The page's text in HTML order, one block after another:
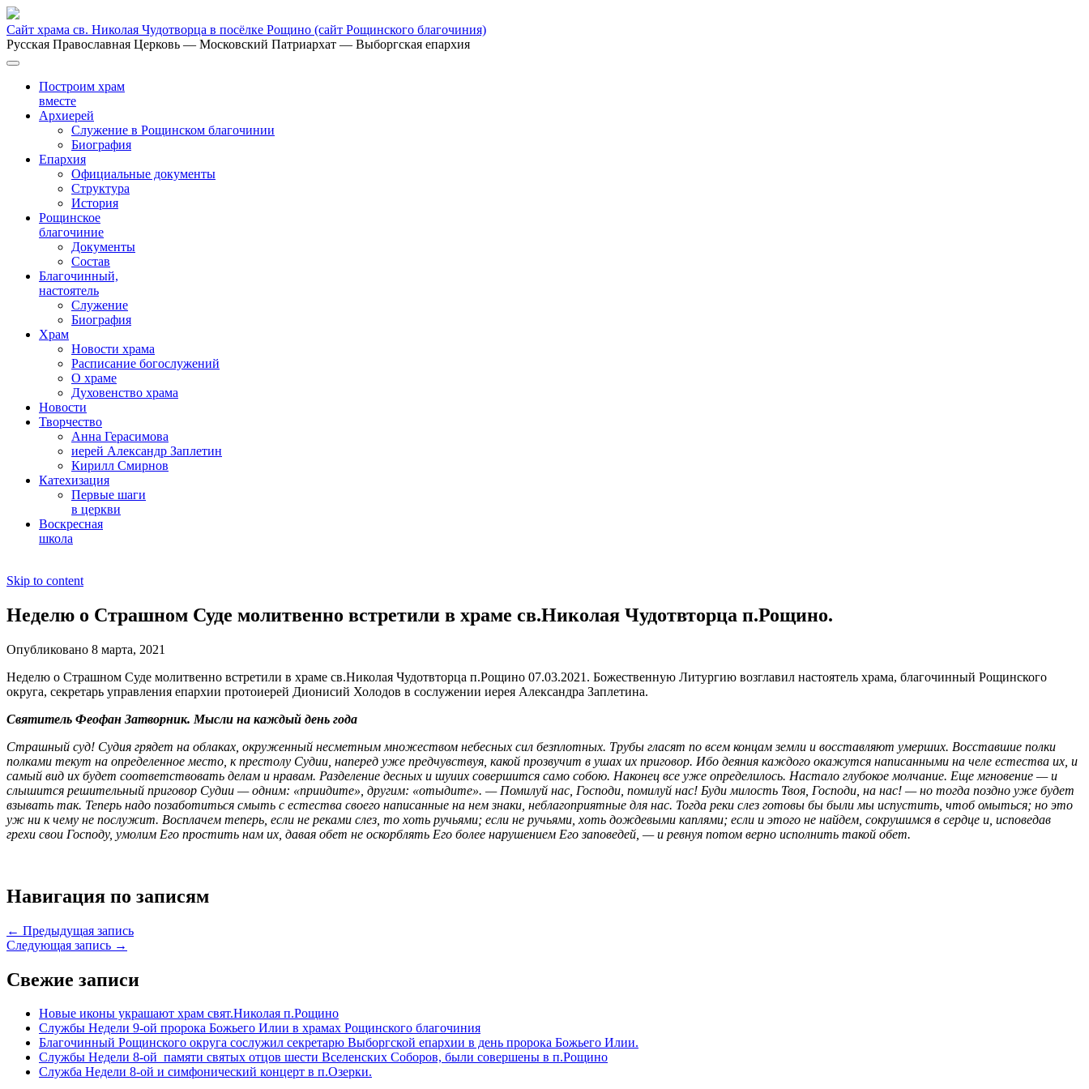
Сайт храма св. Николая Чудотворца в посёлке Рощино (сайт Рощинского благочиния)
Русская Православная Церковь — Московский Патриархат — Выборгская епархия
Построим храм
вместе
Архиерей
Служение в Рощинском благочинии
Биография
Епархия
Официальные документы
Структура
История
Рощинское
благочиние
Документы
Состав
Благочинный,
настоятель
Служение
Биография
Храм
Новости храма
Расписание богослужений
О храме
Духовенство храма
Новости
Творчество
Анна Герасимова
иерей Александр Заплетин
Кирилл Смирнов
Катехизация
Первые шаги
в церкви
Воскресная
школа
Skip to content
Неделю о Страшном Суде молитвенно встретили в храме св.Николая Чудотвторца п.Рощино.
Опубликовано 8 марта, 2021
Неделю о Страшном Суде молитвенно встретили в храме св.Николая Чудотвторца п.Рощино 07.03.2021. Божественную Литургию возглавил настоятель храма, благочинный Рощинского
округа, секретарь управления епархии протоиерей Дионисий Холодов в сослужении иерея Александра Заплетина.
Святитель Феофан Затворник. Мысли на каждый день года
Страшный суд! Судия грядет на облаках, окруженный несметным множеством небесных сил безплотных. Трубы гласят по всем концам земли и восставляют умерших. Восставшие полки
полками текут на определенное место, к престолу Судии, наперед уже предчувствуя, какой прозвучит в ушах их приговор. Ибо деяния каждого окажутся написанными на челе естества их, и
самый вид их будет соответствовать делам и нравам. Разделение десных и шуиих совершится само собою. Наконец все уже определилось. Настало глубокое молчание. Еще мгновение — и
слышится решительный приговор Судии — одним: «приидите», другим: «отыдите». — Помилуй нас, Господи, помилуй нас! Буди милость Твоя, Господи, на нас! — но тогда поздно уже будет
взывать так. Теперь надо позаботиться смыть с естества своего написанные на нем знаки, неблагоприятные для нас. Тогда реки слез готовы бы были мы испустить, чтоб омыться; но это
уж ни к чему не послужит. Восплачем теперь, если не реками слез, то хоть ручьями; если не ручьями, хоть дождевыми каплями; если и этого не найдем, сокрушимся в сердце и, исповедав
грехи свои Господу, умолим Его простить нам их, давая обет не оскорблять Его более нарушением Его заповедей, — и ревнуя потом верно исполнить такой обет.
Навигация по записям
← Предыдущая запись
Следующая запись →
Свежие записи
Новые иконы украшают храм свят.Николая п.Рощино
Службы Недели 9-ой пророка Божьего Илии в храмах Рощинского благочиния
Благочинный Рощинского округа сослужил секретарю Выборгской епархии в день пророка Божьего Илии.
Службы Недели 8-ой памяти святых отцов шести Вселенских Соборов, были совершены в п.Рощино
Служба Недели 8-ой и симфонический концерт в п.Озерки.